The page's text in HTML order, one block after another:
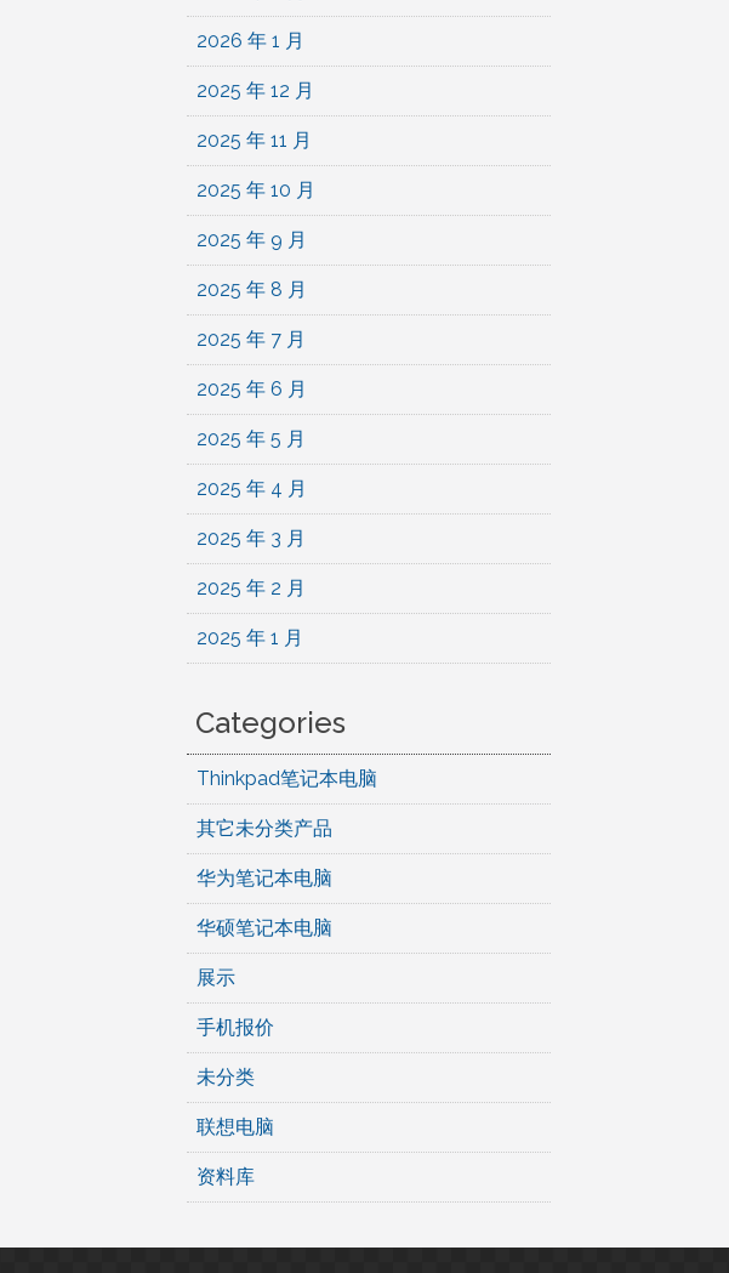
2026 年 1 月
2025 年 12 月
2025 年 11 月
2025 年 10 月
2025 年 9 月
2025 年 8 月
2025 年 7 月
2025 年 6 月
2025 年 5 月
2025 年 4 月
2025 年 3 月
2025 年 2 月
2025 年 1 月
Categories
Thinkpad笔记本电脑
其它未分类产品
华为笔记本电脑
华硕笔记本电脑
展示
手机报价
未分类
联想电脑
资料库